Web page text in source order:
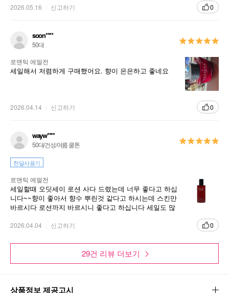
2026.05.16 신고하기 0
soon****
50대
로맨틱 에멀전
세일해서 저렴하게 구매했어요. 향이 은은하고 좋네요
2026.04.14 신고하기 0
wayw****
50대/건성/여름 쿨톤
한달사용기
로맨틱 에멀전
세일할때 오딧세이 로션 사다 드렸는데 너무 좋다고 하십
니다~~향이 좋아서 향수 뿌린것 같다고 하시는데 스킨만
바르시다 로션까지 바르시니 좋다고 하십니다 세일도 많
2026.04.04 신고하기 0
29건 리뷰 더보기
상품정보 제공고시